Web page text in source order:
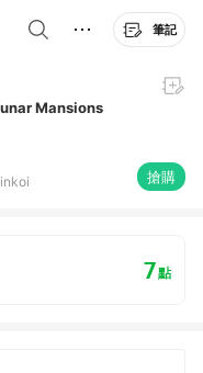
筆記
Mansions
搶購
7點